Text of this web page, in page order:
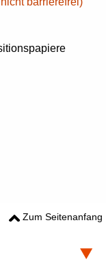
Zum Seitenanfang